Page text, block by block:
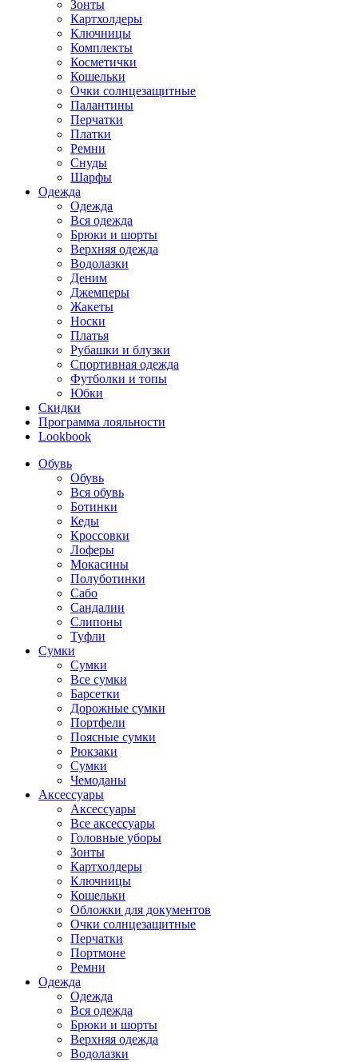
Зонты
Картхолдеры
Ключницы
Комплекты
Косметички
Кошельки
Очки солнцезащитные
Палантины
Перчатки
Платки
Ремни
Снуды
Шарфы
Одежда
Одежда
Вся одежда
Брюки и шорты
Верхняя одежда
Водолазки
Деним
Джемперы
Жакеты
Носки
Платья
Рубашки и блузки
Спортивная одежда
Футболки и топы
Юбки
Скидки
Программа лояльности
Lookbook
Обувь
Обувь
Вся обувь
Ботинки
Кеды
Кроссовки
Лоферы
Мокасины
Полуботинки
Сабо
Сандалии
Слипоны
Туфли
Сумки
Сумки
Все сумки
Барсетки
Дорожные сумки
Портфели
Поясные сумки
Рюкзаки
Сумки
Чемоданы
Аксессуары
Аксессуары
Все аксессуары
Головные уборы
Зонты
Картхолдеры
Ключницы
Кошельки
Обложки для документов
Очки солнцезащитные
Перчатки
Портмоне
Ремни
Одежда
Одежда
Вся одежда
Брюки и шорты
Верхняя одежда
Водолазки